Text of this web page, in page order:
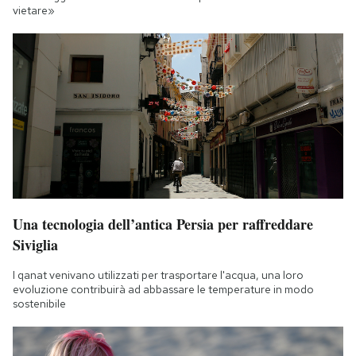
vietare»
Una tecnologia dell’antica Persia per raffreddare
Siviglia
I qanat venivano utilizzati per trasportare l'acqua, una loro
evoluzione contribuirà ad abbassare le temperature in modo
sostenibile